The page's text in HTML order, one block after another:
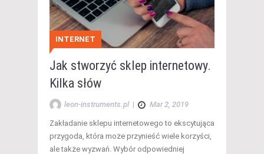
INTERNET
Jak stworzyć sklep internetowy.
Kilka słów
leon-instruments.pl | Mar 2, 2019
Zakładanie sklepu internetowego to ekscytująca
przygoda, która może przynieść wiele korzyści,
ale także wyzwań. Wybór odpowiedniej